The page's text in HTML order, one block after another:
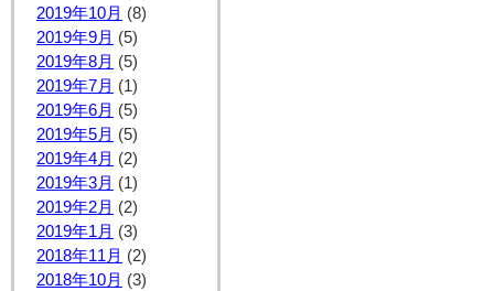
2019年10月 (8)
2019年9月 (5)
2019年8月 (5)
2019年7月 (1)
2019年6月 (5)
2019年5月 (5)
2019年4月 (2)
2019年3月 (1)
2019年2月 (2)
2019年1月 (3)
2018年11月 (2)
2018年10月 (3)